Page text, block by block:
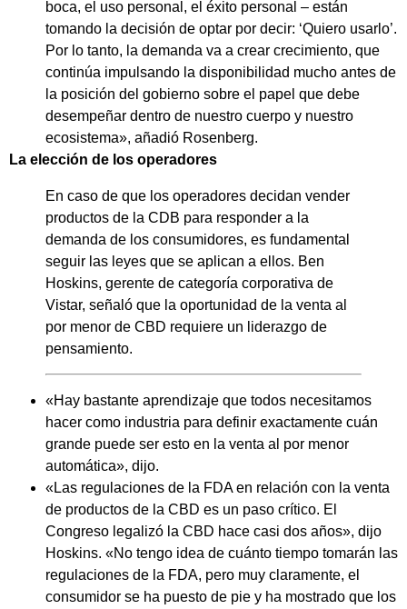
boca, el uso personal, el éxito personal – están
tomando la decisión de optar por decir: ‘Quiero usarlo’.
Por lo tanto, la demanda va a crear crecimiento, que
continúa impulsando la disponibilidad mucho antes de
la posición del gobierno sobre el papel que debe
desempeñar dentro de nuestro cuerpo y nuestro
ecosistema», añadió Rosenberg.
La elección de los operadores
En caso de que los operadores decidan vender
productos de la CDB para responder a la
demanda de los consumidores, es fundamental
seguir las leyes que se aplican a ellos. Ben
Hoskins, gerente de categoría corporativa de
Vistar, señaló que la oportunidad de la venta al
por menor de CBD requiere un liderazgo de
pensamiento.
«Hay bastante aprendizaje que todos necesitamos
hacer como industria para definir exactamente cuán
grande puede ser esto en la venta al por menor
automática», dijo.
«Las regulaciones de la FDA en relación con la venta
de productos de la CBD es un paso crítico. El
Congreso legalizó la CBD hace casi dos años», dijo
Hoskins. «No tengo idea de cuánto tiempo tomarán las
regulaciones de la FDA, pero muy claramente, el
consumidor se ha puesto de pie y ha mostrado que los